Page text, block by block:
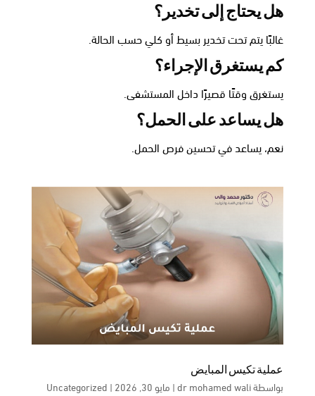
هل يحتاج إلى تخدير؟
غالبًا يتم تحت تخدير بسيط أو كلي حسب الحالة.
كم يستغرق الإجراء؟
يستغرق وقتًا قصيرًا داخل المستشفى.
هل يساعد على الحمل؟
نعم، يساعد في تحسين فرص الحمل.
عملية تكيس المبايض
بواسطةdr mohamed wali
| مايو 30, 2026 |
Uncategorized